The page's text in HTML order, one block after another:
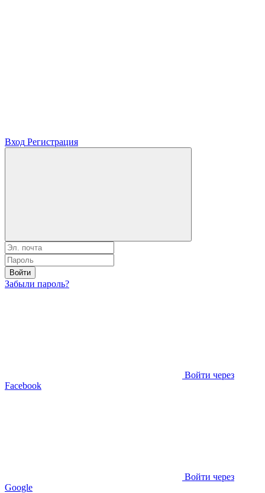
Вход Регистрация
Войти
Забыли пароль?
Войти через
Facebook
Войти через
Google